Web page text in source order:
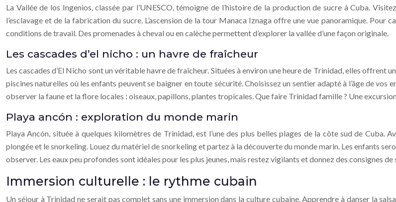
La Vallée de los Ingenios, classée par l’UNESCO, témoigne de l’histoire de la production de sucre à Cuba.
l’esclavage et de la fabrication du sucre. L’ascension de la tour Manaca Iznaga offre une vue panoramique.
conditions de travail. Des promenades à cheval ou en calèche permettent d’explorer la vallée d’une façon originale.
Les cascades d’el nicho : un havre de fraîcheur
Les cascades d’El Nicho sont un véritable havre de fraîcheur. Situées à environ une heure de Trinidad, elles offrent
piscines naturelles où les enfants peuvent se baigner en toute sécurité. Choisissez un sentier adapté à l’âge de vos
observer la faune et la flore locales : oiseaux, papillons, plantes tropicales. Que faire Trinidad famille ? Une
Playa ancón : exploration du monde marin
Playa Ancón, située à quelques kilomètres de Trinidad, est l’une des plus belles plages de la côte sud de Cuba.
plongée et le snorkeling. Louez du matériel de snorkeling et partez à la découverte du monde marin. Les enfants
observer. Les eaux peu profondes sont idéales pour les plus jeunes, mais restez vigilants et donnez des consignes
Immersion culturelle : le rythme cubain
Un séjour à Trinidad ne serait pas complet sans une immersion dans la culture cubaine. Apprendre à danser la